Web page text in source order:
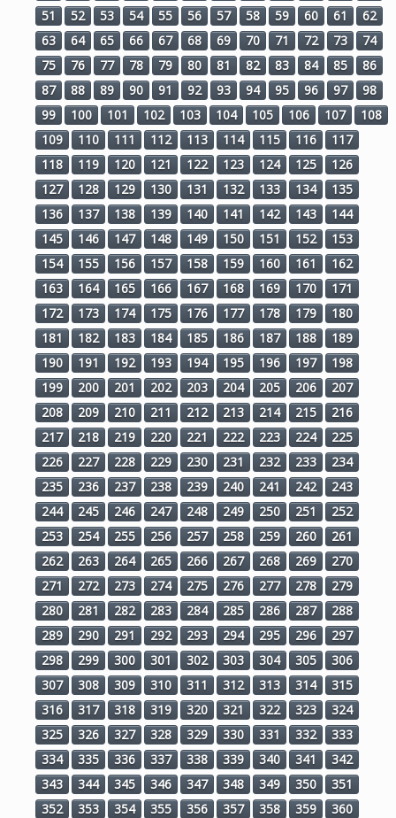
51
52 53 54 55 56 57 58 59 60 61
62
63
64 65 66 67 68 69 70 71 72 73
74
75
76 77 78 79 80 81 82 83 84 85
86
87
88 89 90 91 92 93 94 95 96 97
98
99
100 101 102 103 104 105 106 107
108
109
110 111 112 113 114 115 116
117
118
119 120 121 122 123 124 125
126
127
128 129 130 131 132 133 134
135
136
137 138 139 140 141 142 143
144
145
146 147 148 149 150 151 152
153
154
155 156 157 158 159 160 161
162
163
164 165 166 167 168 169 170
171
172
173 174 175 176 177 178 179
180
181
182 183 184 185 186 187 188
189
190
191 192 193 194 195 196 197
198
199
200 201 202 203 204 205 206
207
208
209 210 211 212 213 214 215
216
217
218 219 220 221 222 223 224
225
226
227 228 229 230 231 232 233
234
235
236 237 238 239 240 241 242
243
244
245 246 247 248 249 250 251
252
253
254 255 256 257 258 259 260
261
262
263 264 265 266 267 268 269
270
271
272 273 274 275 276 277 278
279
280
281 282 283 284 285 286 287
288
289
290 291 292 293 294 295 296
297
298
299 300 301 302 303 304 305
306
307
308 309 310 311 312 313 314
315
316
317 318 319 320 321 322 323
324
325
326 327 328 329 330 331 332
333
334
335 336 337 338 339 340 341
342
343
344 345 346 347 348 349 350
351
352
353 354 355 356 357 358 359
360